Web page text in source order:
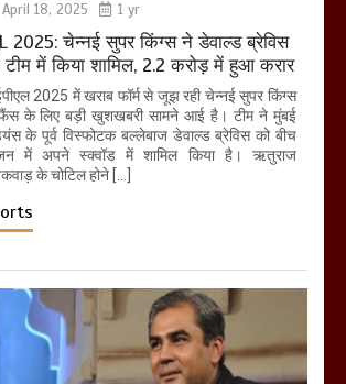
April 18, 2025 1 yr
2025: चेन्नई सुपर किंग्स ने डेवाल्ड ब्रेविस
टीम में किया शामिल, 2.2 करोड़ में हुआ करार
2025 में खराब फॉर्म से जूझ रही चेन्नई सुपर किंग्स
के लिए बड़ी खुशखबरी सामने आई है। टीम ने मुंबई
के पूर्व विस्फोटक बल्लेबाज डेवाल्ड ब्रेविस को बीच
में अपने स्क्वॉड में शामिल किया है। ऋतुराज
के चोटिल होने […]